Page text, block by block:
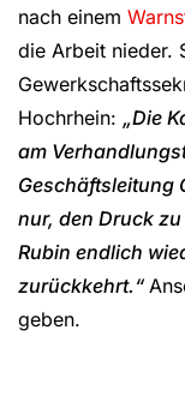
nach einem
die Arbeit nieder.
Hochrhein: „Die
am
Geschäftsleitung
nur, den Druck
Rubin endlich
zurückkehrt.“
geben.